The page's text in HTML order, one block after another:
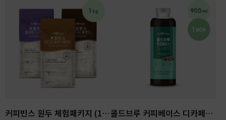
커피빈스 원두 체험패키지 (1kg) 콜드브루 커피베이스 디카페인 (900ml x 6ea)